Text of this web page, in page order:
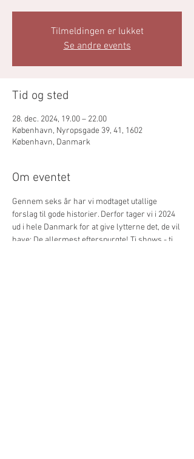
Tilmeldingen er lukket
Se andre events
Tid og sted
28. dec. 2024, 19.00 – 22.00
København, Nyropsgade 39, 41, 1602
København, Danmark
Om eventet
Gennem seks år har vi modtaget utallige
forslag til gode historier. Derfor tager vi i 2024
ud i hele Danmark for at give lytterne det, de vil
have: De allermest efterspurgte! Ti shows - ti